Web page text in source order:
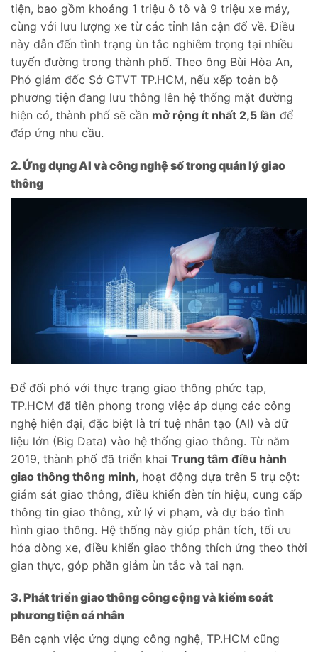
tiện, bao gồm khoảng 1 triệu ô tô và 9 triệu xe máy,
cùng với lưu lượng xe từ các tỉnh lân cận đổ về. Điều
này dẫn đến tình trạng ùn tắc nghiêm trọng tại nhiều
tuyến đường trong thành phố. Theo ông Bùi Hòa An,
Phó giám đốc Sở GTVT TP.HCM, nếu xếp toàn bộ
phương tiện đang lưu thông lên hệ thống mặt đường
hiện có, thành phố sẽ cần mở rộng ít nhất 2,5 lần để
đáp ứng nhu cầu.
2. Ứng dụng AI và công nghệ số trong quản lý giao
thông
Để đối phó với thực trạng giao thông phức tạp,
TP.HCM đã tiên phong trong việc áp dụng các công
nghệ hiện đại, đặc biệt là trí tuệ nhân tạo (AI) và dữ
liệu lớn (Big Data) vào hệ thống giao thông. Từ năm
2019, thành phố đã triển khai Trung tâm điều hành
giao thông thông minh, hoạt động dựa trên 5 trụ cột:
giám sát giao thông, điều khiển đèn tín hiệu, cung cấp
thông tin giao thông, xử lý vi phạm, và dự báo tình
hình giao thông. Hệ thống này giúp phân tích, tối ưu
hóa dòng xe, điều khiển giao thông thích ứng theo thời
gian thực, góp phần giảm ùn tắc và tai nạn.
3. Phát triển giao thông công cộng và kiểm soát
phương tiện cá nhân
Bên cạnh việc ứng dụng công nghệ, TP.HCM cũng